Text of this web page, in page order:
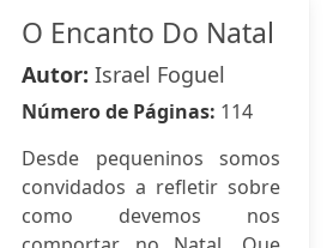
O Encanto Do Natal
Autor: Israel Foguel
Número de Páginas: 114
Desde pequeninos somos
convidados a refletir sobre
como devemos nos